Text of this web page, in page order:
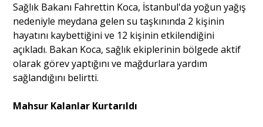
Sağlık Bakanı Fahrettin Koca, İstanbul'da yoğun yağış
nedeniyle meydana gelen su taşkınında 2 kişinin
hayatını kaybettiğini ve 12 kişinin etkilendiğini
açıkladı. Bakan Koca, sağlık ekiplerinin bölgede aktif
olarak görev yaptığını ve mağdurlara yardım
sağlandığını belirtti.
Mahsur Kalanlar Kurtarıldı